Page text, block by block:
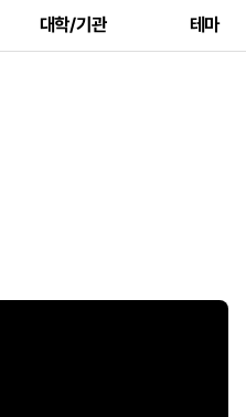
대학/기관 테마